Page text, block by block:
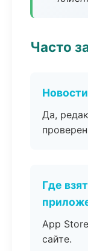
Часто
Да,
Где
App
сайте.